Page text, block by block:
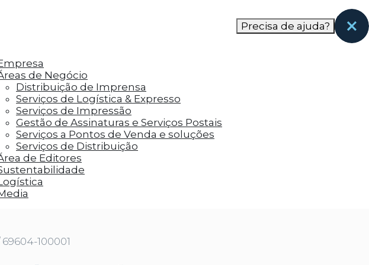
com base nas páginas que eles visitaram antes e analisar a
Precisa de ajuda?
de Negócio
Distribuição de Imprensa
Serviços de Logística & Expresso
Serviços de Impressão
Gestão de Assinaturas e Serviços Postais
Serviços a Pontos de Venda e soluções
Serviços de Distribuição
de Editores
69604-100001